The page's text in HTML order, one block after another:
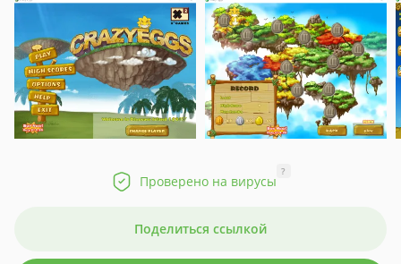
Проверено на вирусы
?
Поделиться ссылкой